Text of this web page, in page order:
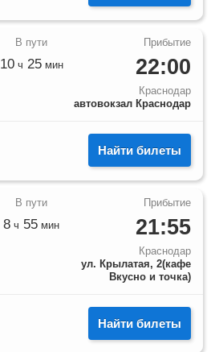
22:00
Краснодар
автовокзал Краснодар
10ч 25мин
Найти билеты
21:55
Краснодар
ул. Крылатая, 2(кафе
Вкусно и точка)
8 ч 55 мин
Найти билеты